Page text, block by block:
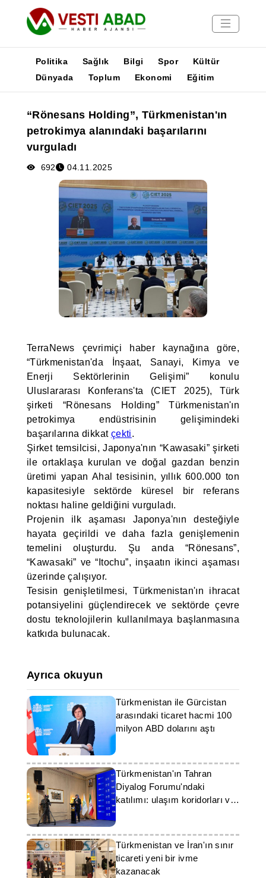
Yayınlar
Medya
Poster
Politika Sağlık Bilgi Spor
Kültür
Dünyada
Toplum Ekonomi Eğitim
“Rönesans Holding”, Türkmenistan'ın
petrokimya alanındaki başarılarını
vurguladı
692 04.11.2025
TerraNews çevrimiçi haber kaynağına göre,
“Türkmenistan'da İnşaat, Sanayi, Kimya ve
Enerji Sektörlerinin Gelişimi” konulu
Uluslararası Konferans'ta (CIET 2025), Türk
şirketi “Rönesans Holding” Türkmenistan'ın
petrokimya endüstrisinin gelişimindeki
başarılarına dikkat çekti.
Şirket temsilcisi, Japonya'nın “Kawasaki” şirketi
ile ortaklaşa kurulan ve doğal gazdan benzin
üretimi yapan Ahal tesisinin, yıllık 600.000 ton
kapasitesiyle sektörde küresel bir referans
noktası haline geldiğini vurguladı.
Projenin ilk aşaması Japonya'nın desteğiyle
hayata geçirildi ve daha fazla genişlemenin
temelini oluşturdu. Şu anda “Rönesans”,
“Kawasaki” ve “Itochu”, inşaatın ikinci aşaması
üzerinde çalışıyor.
Tesisin genişletilmesi, Türkmenistan'ın ihracat
potansiyelini güçlendirecek ve sektörde çevre
dostu teknolojilerin kullanılmaya başlanmasına
katkıda bulunacak.
Ayrıca okuyun
Türkmenistan ile Gürcistan
arasındaki ticaret hacmi 100
milyon ABD dolarını aştı
Türkmenistan'ın Tahran
Diyalog Forumu'ndaki
katılımı: ulaşım koridorları ve
enerji işbirliği
Türkmenistan ve İran'ın sınır
ticareti yeni bir ivme
kazanacak